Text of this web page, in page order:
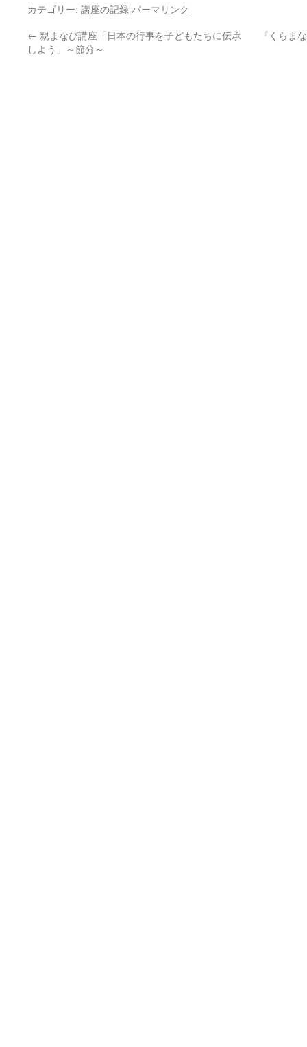
カテゴリー: 講座の記録 パーマリンク
← 親まなび講座「日本の行事を子どもたちに伝承
しよう」～節分～
『くらま